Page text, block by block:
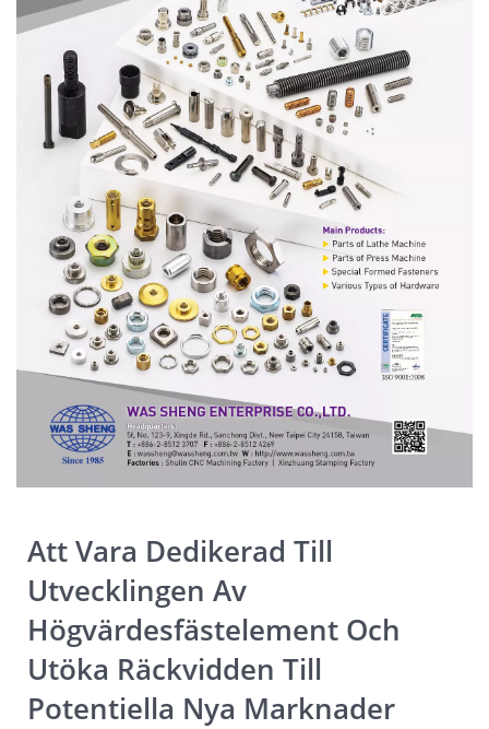
Att Vara Dedikerad Till
Utvecklingen Av
Högvärdesfästelement Och
Utöka Räckvidden Till
Potentiella Nya Marknader